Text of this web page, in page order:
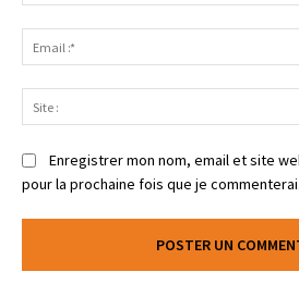
Enregistrer mon nom, email et site
pour la prochaine fois que je commenterai.